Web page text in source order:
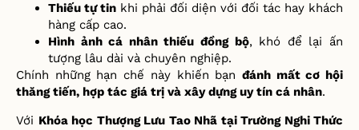
Thiếu tựtin khi phải đối diện với đối tác hay khách
hàng cấp cao.
Hình ảnh cá nhân thiếuđồng bộ, khó để lại ấn
tượng lâu dài và chuyên nghiệp.
Chính những hạn chế này khiến bạn đánh mất cơ hội
thăng tiến, hợp tác giá trị và xây dựng uy tín cá nhân.
Với Khóa học Thượng Lưu Tao Nhã tại Trường Nghi Thức